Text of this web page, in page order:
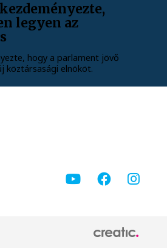
legyen az
hogy a parlament jövő
köztársasági elnököt.